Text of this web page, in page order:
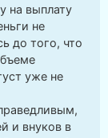
на выплату
не
до того, что
уже не
и внуков в